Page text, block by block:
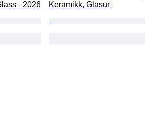
- 2026
Keramikk, Glasur